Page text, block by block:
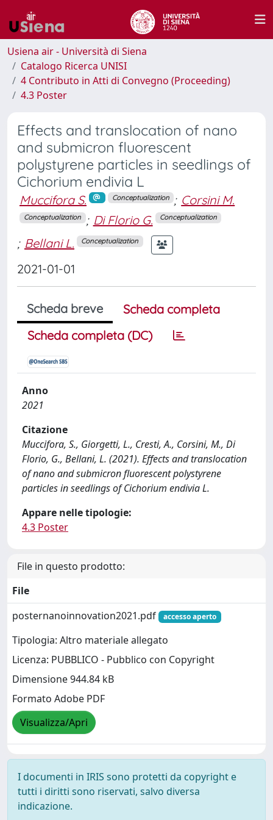
Usiena air - Università di Siena
Catalogo Ricerca UNISI
4 Contributo in Atti di Convegno (Proceeding)
4.3 Poster
Effects and translocation of nano
and submicron fluorescent
polystyrene particles in seedlings of
Cichorium endivia L
Muccifora S. Conceptualization ; Corsini M.
Conceptualization ; Di Florio G. Conceptualization
; Bellani L. Conceptualization
2021-01-01
Scheda breve
Scheda completa
Scheda completa (DC)
Anno
2021
Citazione
Muccifora, S., Giorgetti, L., Cresti, A., Corsini, M., Di
Florio, G., Bellani, L. (2021). Effects and translocation
of nano and submicron fluorescent polystyrene
particles in seedlings of Cichorium endivia L.
Appare nelle tipologie:
4.3 Poster
File in questo prodotto:
File
posternanoinnovation2021.pdf
accesso aperto
Tipologia: Altro materiale allegato
Licenza: PUBBLICO - Pubblico con Copyright
Dimensione 944.84 kB
Formato Adobe PDF
Visualizza/Apri
I documenti in IRIS sono protetti da copyright e
tutti i diritti sono riservati, salvo diversa
indicazione.